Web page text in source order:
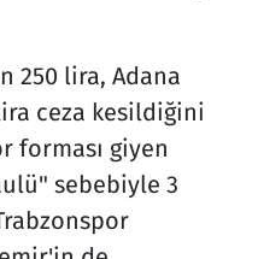
250 lira, Adana
ceza kesildiğini
forması giyen
sebebiyle 3